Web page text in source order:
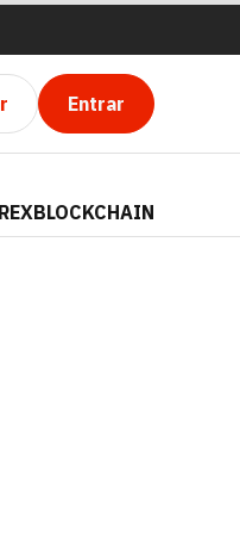
Entrar
BLOCKCHAIN